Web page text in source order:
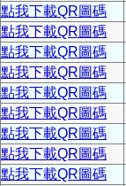
點我下載QR圖碼
點我下載QR圖碼
點我下載QR圖碼
點我下載QR圖碼
點我下載QR圖碼
點我下載QR圖碼
點我下載QR圖碼
點我下載QR圖碼
點我下載QR圖碼